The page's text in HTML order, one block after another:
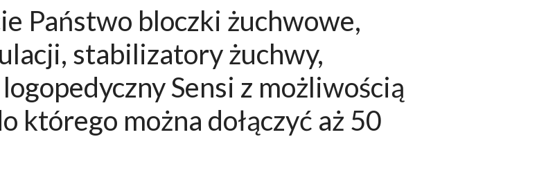
Państwo bloczki żuchwowe,
stabilizatory żuchwy,
Sensi z możliwością
którego można dołączyć aż 50